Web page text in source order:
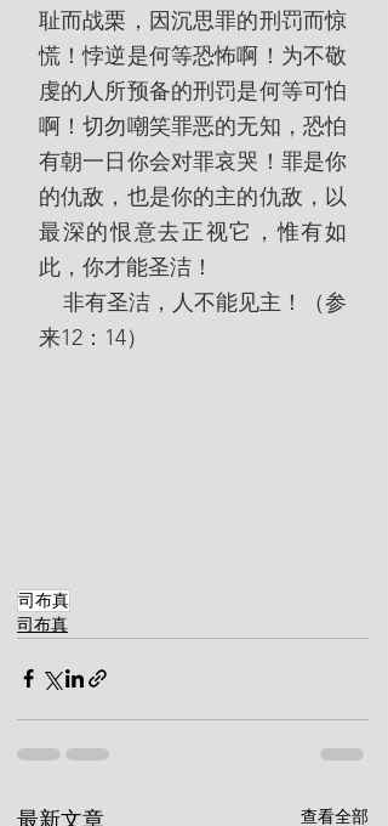
耻而战栗，因沉思罪的刑罚而惊
慌！悖逆是何等恐怖啊！为不敬
虔的人所预备的刑罚是何等可怕
啊！切勿嘲笑罪恶的无知，恐怕
有朝一日你会对罪哀哭！罪是你
的仇敌，也是你的主的仇敌，以
最深的恨意去正视它，惟有如
此，你才能圣洁！
来12：14）
司布真
司布真
最新文章 查看全部